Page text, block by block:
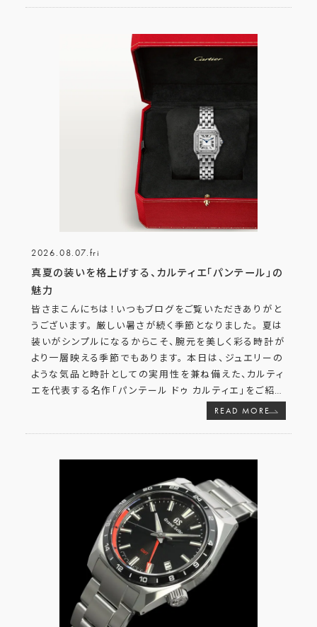
2026.08.07.fri
真夏の装いを格上げする、カルティエ「パンテール」の
魅力
皆さまこんにちは！いつもブログをご覧いただきありがと
うございます。 厳しい暑さが続く季節となりました。 夏は
装いがシンプルになるからこそ、腕元を美しく彩る時計が
より一層映える季節でもあります。 本日は、ジュエリーの
ような気品と時計としての実用性を兼ね備えた、カルティ
エを代表する名作「パンテール ドゥ カルティエ」をご紹…
READ MORE